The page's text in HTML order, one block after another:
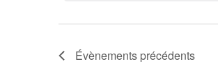
Évènements précédents